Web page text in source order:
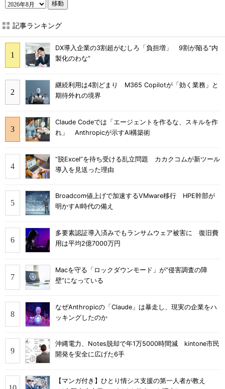
移動
記事ランキング
DX導入企業の3割超がむしろ「負担増」 9割が陥る“内
製化のわな”
継続利用は4割どまり M365 Copilotが「効く業務」と
期待外れの境界
Claude Codeでは「エージェントを作るな、スキルを作
れ」 Anthropicが示すAI構築術
“脱Excel”を待ち受ける乱立問題 カカクコムが新ツール
導入を見送った理由
Broadcom値上げで加速するVMware移行 HPE幹部が
明かすAI時代の備え
多要素認証導入済みでもランサムウェア被害に 復旧費
用は平均2億7000万円
Macを守る「ロックダウンモード」が“侵害調査の障
壁”になっている
なぜAnthropicの「Claude」は暴走し、現実の企業をハ
ッキングしたのか
沖縄電力、Notes脱却で年1万5000時間減 kintone市民
開発を安全に広げた6手
【マンガ付き】ひとり情シス支援の第一人者が教え